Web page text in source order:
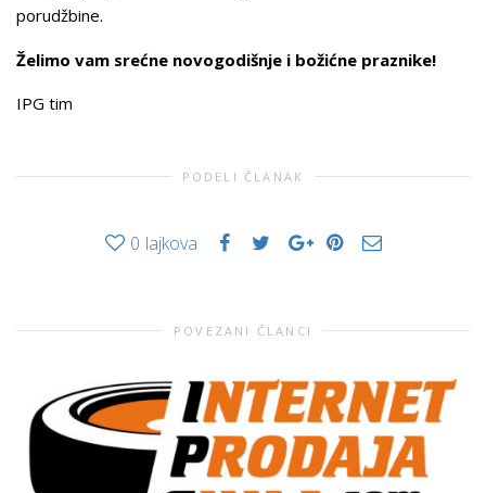
porudžbine.
Želimo vam srećne novogodišnje i božićne praznike!
IPG tim
PODELI ČLANAK
0 lajkova
POVEZANI ČLANCI